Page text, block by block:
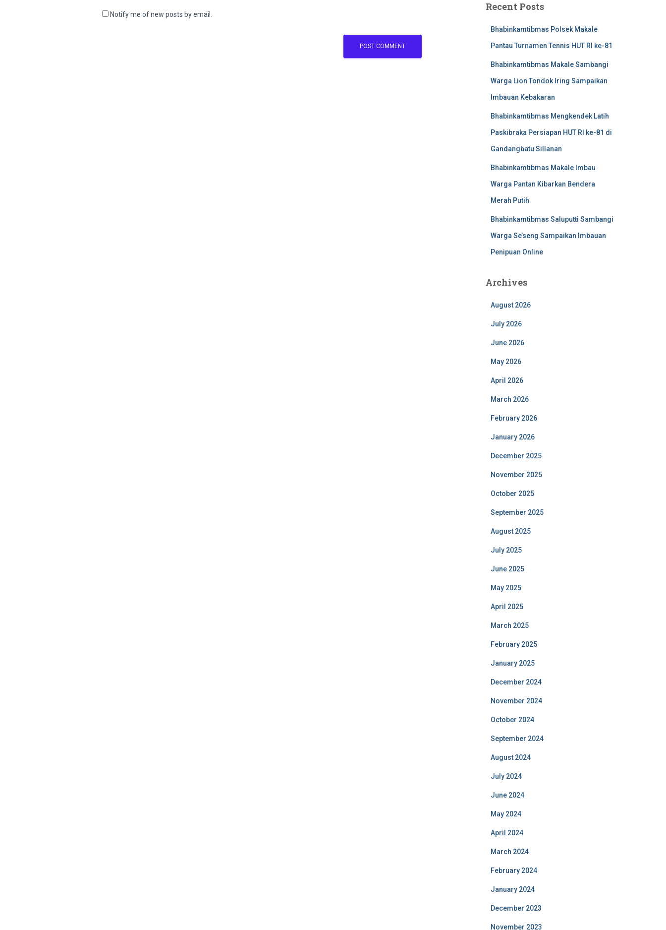
Notify me of new posts by email.
Recent Posts
Bhabinkamtibmas Polsek Makale
Pantau Turnamen Tennis HUT RI ke-81
Bhabinkamtibmas Makale Sambangi
Warga Lion Tondok Iring Sampaikan
Imbauan Kebakaran
Bhabinkamtibmas Mengkendek Latih
Paskibraka Persiapan HUT RI ke-81 di
Gandangbatu Sillanan
Bhabinkamtibmas Makale Imbau
Warga Pantan Kibarkan Bendera
Merah Putih
Bhabinkamtibmas Saluputti Sambangi
Warga Se’seng Sampaikan Imbauan
Penipuan Online
Archives
August 2026
July 2026
June 2026
May 2026
April 2026
March 2026
February 2026
January 2026
December 2025
November 2025
October 2025
September 2025
August 2025
July 2025
June 2025
May 2025
April 2025
March 2025
February 2025
January 2025
December 2024
November 2024
October 2024
September 2024
August 2024
July 2024
June 2024
May 2024
April 2024
March 2024
February 2024
January 2024
December 2023
November 2023